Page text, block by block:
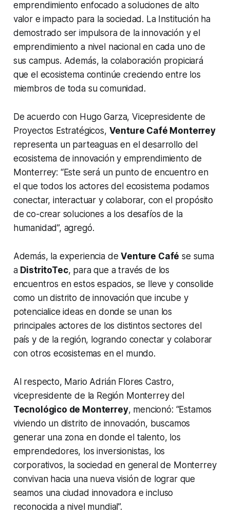
emprendimiento enfocado a soluciones de alto
valor e impacto para la sociedad. La Institución ha
demostrado ser impulsora de la innovación y el
emprendimiento a nivel nacional en cada uno de
sus campus. Además, la colaboración propiciará
que el ecosistema continúe creciendo entre los
miembros de toda su comunidad.
De acuerdo con Hugo Garza, Vicepresidente de
Proyectos Estratégicos, Venture Café Monterrey
representa un parteaguas en el desarrollo del
ecosistema de innovación y emprendimiento de
Monterrey: “Este será un punto de encuentro en
el que todos los actores del ecosistema podamos
conectar, interactuar y colaborar, con el propósito
de co-crear soluciones a los desafíos de la
humanidad”, agregó.
Además, la experiencia deVenture Café se suma
a DistritoTec, para que a través de los
encuentros en estos espacios, se lleve y consolide
como un distrito de innovación que incube y
potencialice ideas en donde se unan los
principales actores de los distintos sectores del
país y de la región, logrando conectar y colaborar
con otros ecosistemas en el mundo.
Al respecto, Mario Adrián Flores Castro,
vicepresidente de la Región Monterrey del
Tecnológico de Monterrey, mencionó: “Estamos
viviendo un distrito de innovación, buscamos
generar una zona en donde el talento, los
emprendedores, los inversionistas, los
corporativos, la sociedad en general de Monterrey
convivan hacia una nueva visión de lograr que
seamos una ciudad innovadora e incluso
reconocida a nivel mundial”.